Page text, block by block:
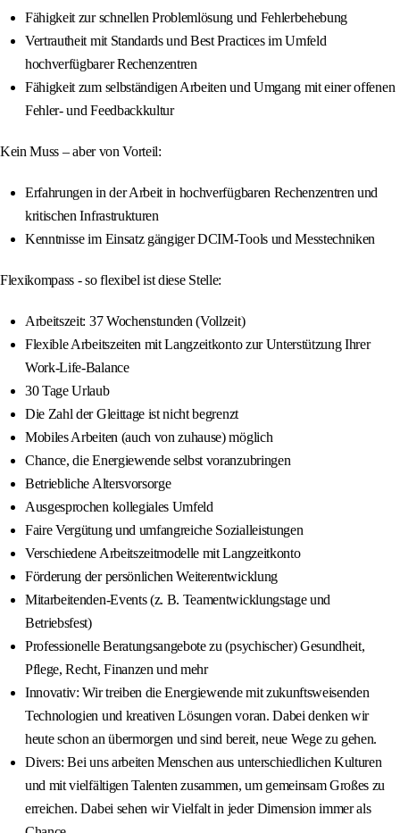
Fähigkeit zur schnellen Problemlösung und Fehlerbehebung
Vertrautheit mit Standards und Best Practices im Umfeld
hochverfügbarer Rechenzentren
Fähigkeit zum selbständigen Arbeiten und Umgang mit einer offenen
Fehler- und Feedbackkultur
Kein Muss – aber von Vorteil:
Erfahrungen in der Arbeit in hochverfügbaren Rechenzentren und
kritischen Infrastrukturen
Kenntnisse im Einsatz gängiger DCIM-Tools und Messtechniken
Flexikompass - so flexibel ist diese Stelle:
Arbeitszeit: 37 Wochenstunden (Vollzeit)
Flexible Arbeitszeiten mit Langzeitkonto zur Unterstützung Ihrer
Work-Life-Balance
30 Tage Urlaub
Die Zahl der Gleittage ist nicht begrenzt
Mobiles Arbeiten (auch von zuhause) möglich
Chance, die Energiewende selbst voranzubringen
Betriebliche Altersvorsorge
Ausgesprochen kollegiales Umfeld
Faire Vergütung und umfangreiche Sozialleistungen
Verschiedene Arbeitszeitmodelle mit Langzeitkonto
Förderung der persönlichen Weiterentwicklung
Mitarbeitenden-Events (z. B. Teamentwicklungstage und
Betriebsfest)
Professionelle Beratungsangebote zu (psychischer) Gesundheit,
Pflege, Recht, Finanzen und mehr
Innovativ: Wir treiben die Energiewende mit zukunftsweisenden
Technologien und kreativen Lösungen voran. Dabei denken wir
heute schon an übermorgen und sind bereit, neue Wege zu gehen.
Divers: Bei uns arbeiten Menschen aus unterschiedlichen Kulturen
und mit vielfältigen Talenten zusammen, um gemeinsam Großes zu
erreichen. Dabei sehen wir Vielfalt in jeder Dimension immer als